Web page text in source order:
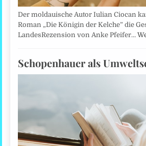
Der moldauische Autor Iulian Ciocan
Roman „Die Königin der Kelche” die
LandesRezension von Anke Pfeifer…
Schopenhauer als